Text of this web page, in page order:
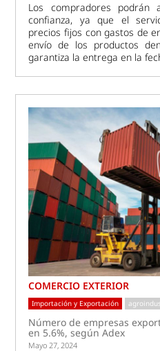
Los compradores podrán
confianza, ya que el
precios fijos con gastos de
envío de los productos
garantiza la entrega en la
COMERCIO EXTERIOR
Importación y Exportación
Número de empresas
en 5.6%, según Adex
Mayo 27, 2024